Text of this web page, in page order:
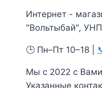
Интернет -
"Вольтыбай",
🕒 Пн–Пт 10–18 |
Мы с 2022 с
Указанные